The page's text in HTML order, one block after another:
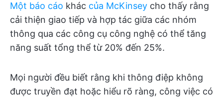
Một báo cáo khác của McKinsey cho thấy rằng
cải thiện giao tiếp và hợp tác giữa các nhóm
thông qua các công cụ công nghệ có thể tăng
năng suất tổng thể từ 20% đến 25%.
Mọi người đều biết rằng khi thông điệp không
được truyền đạt hoặc hiểu rõ ràng, công việc có